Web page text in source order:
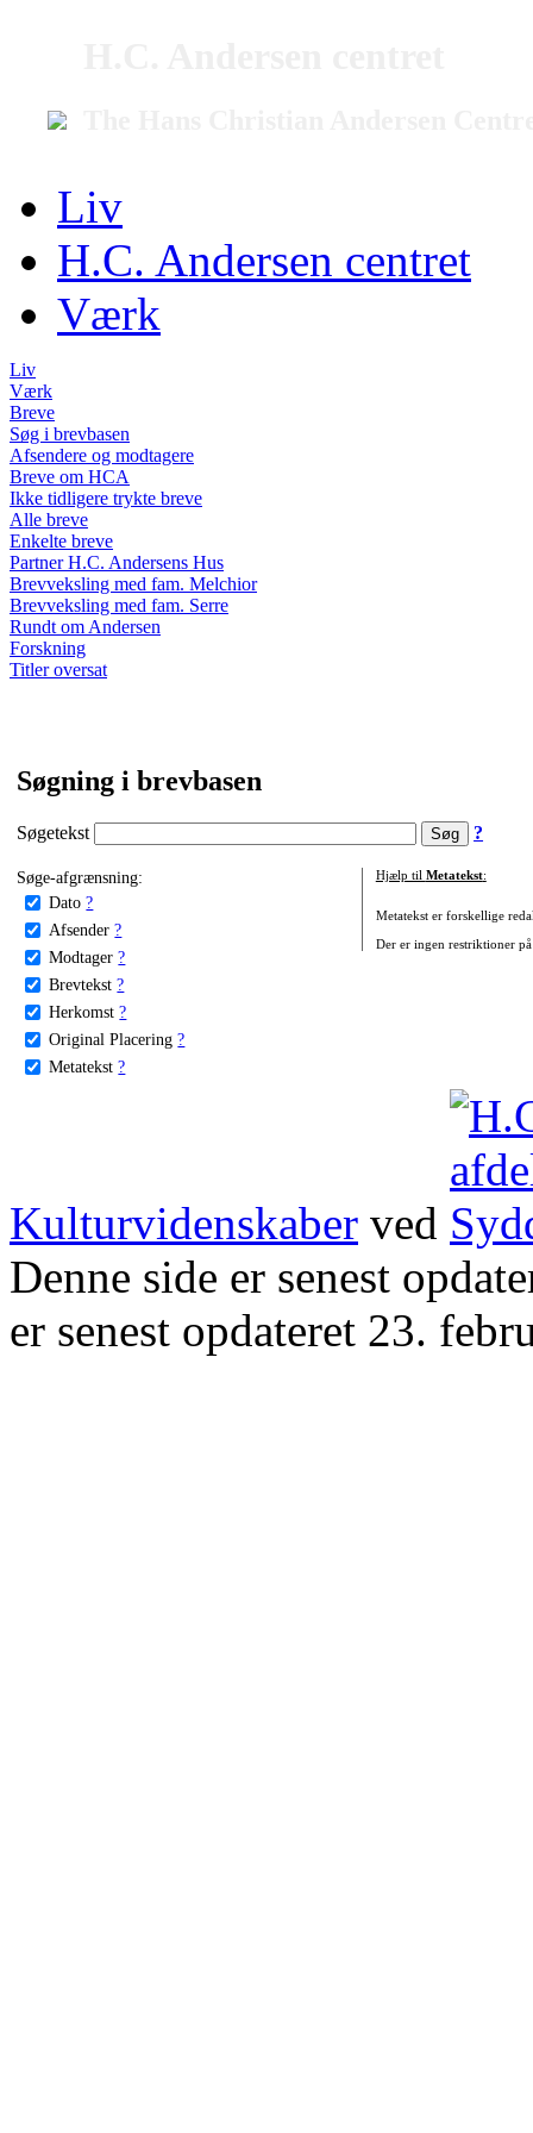
Liv
H.C. Andersen centret
Værk
Liv
Værk
Breve
Søg i brevbasen
Afsendere og modtagere
Breve om HCA
Ikke tidligere trykte breve
Alle breve
Enkelte breve
Partner H.C. Andersens Hus
Brevveksling med fam. Melchior
Brevveksling med fam. Serre
Rundt om Andersen
Forskning
Titler oversat
Søgning i brevbasen
Søgetekst ?
Søge-afgrænsning:
Dato ?
Afsender ?
Modtager ?
Brevtekst ?
Herkomst ?
Original Placering ?
Metatekst ?
Hjælp til Metatekst:
Metatekst er forskellige
Der er ingen restriktioner
Kulturvidenskaber ved
Denne side er senest
er senest opdateret 23.